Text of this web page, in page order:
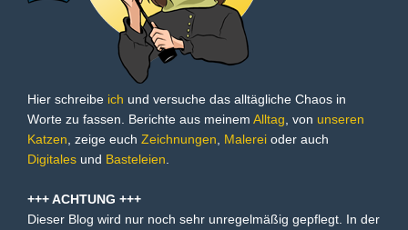
Hier schreibe ich und versuche das alltägliche Chaos in
Worte zu fassen. Berichte aus meinem Alltag , von unseren
Katzen , zeige euch Zeichnungen Malerei oder auch
Digitales und Basteleien
+++ ACHTUNG +++
Dieser Blog wird nur noch sehr unregelmäßig gepflegt. In der